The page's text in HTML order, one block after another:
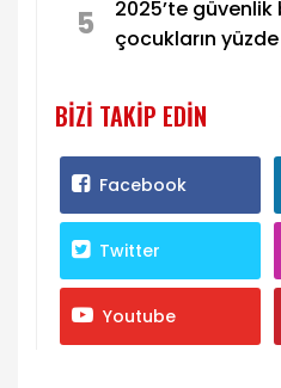
5
2025’te
çocukların
BIZI TAKIP EDIN
Facebook
Twitter
Youtube